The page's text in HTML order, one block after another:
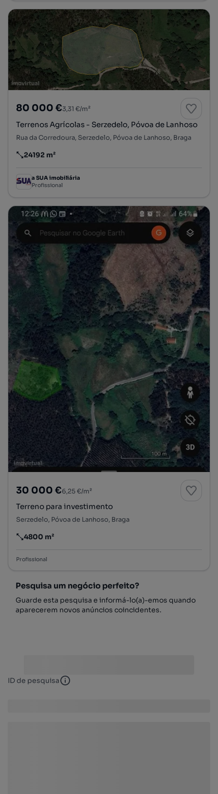
80 000 €3,31 €/m²
Terrenos Agrícolas - Serzedelo, Póvoa de Lanhoso
Rua da Corredoura, Serzedelo, Póvoa de Lanhoso, Braga
Preço por metro quadrado
24192 m²
a SUA imobiliária
Profissional
30 000 €6,25 €/m²
Terreno para investimento
Serzedelo, Póvoa de Lanhoso, Braga
Preço por metro quadrado
4800 m²
Profissional
Pesquisa um negócio perfeito?
Guarde esta pesquisa e informá-lo(a)-emos quando
aparecerem novos anúncios coincidentes.
ID de pesquisa ID de pesquisa